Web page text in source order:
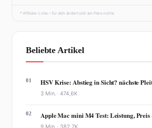
* Affiliate-Links – für dich ändert sich am Preis nichts.
Beliebte Artikel
01 HSV Krise: Abstieg in Sicht? nächste
3 Min. ·474,6K
02 Apple Mac mini M4 Test: Leistung,
9 Min. · 382,7K